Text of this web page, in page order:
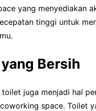
yang menyediakan
tinggi untuk
Bersih
toilet juga menjadi hal
space. Toilet